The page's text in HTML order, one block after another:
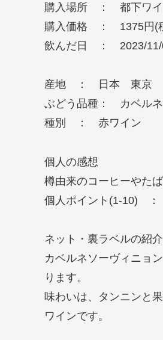
購入場所 ： 都下ワイ
購入価格 ： 1375円(
飲んだ日 ： 2023/11/
産地 ： 日本 東京 （
ぶどう品種： カベル
種別 ： 赤ワイン
個人の感想
樽由来のコーヒーやた
個人ポイント(1-10)
ネット・裏ラベルの紹
カベルネソーヴィニョ
ります。
味わいは、タンニンと
ワインです。